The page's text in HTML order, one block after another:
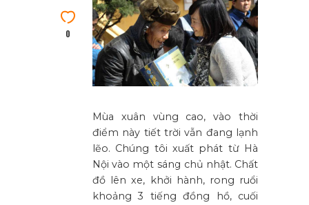
0
Mùa xuân vùng cao, vào thời
điểm này tiết trời vẫn đang lạnh
lẽo. Chúng tôi xuất phát từ Hà
Nội vào một sáng chủ nhật. Chất
đồ lên xe, khởi hành, rong ruổi
khoảng 3 tiếng đồng hồ, cuối